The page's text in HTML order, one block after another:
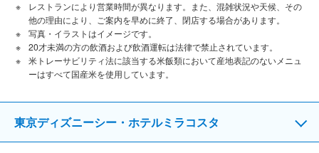
レストランにより営業時間が異なります。また、混雑状況や天候、その
他の理由により、ご案内を早めに終了、閉店する場合があります。
写真・イラストはイメージです。
20才未満の方の飲酒および飲酒運転は法律で禁止されています。
米トレーサビリティ法に該当する米飯類において産地表記のないメニュ
ーはすべて国産米を使用しています。
東京ディズニーシー・ホテルミラコスタ